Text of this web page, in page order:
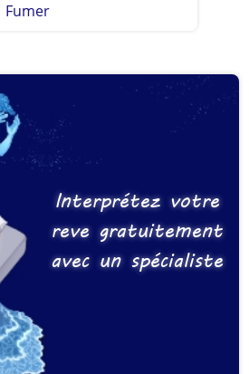
Fumer
Interprétez votre
reve gratuitement
avec un spécialiste